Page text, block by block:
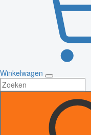
Winkelwagen